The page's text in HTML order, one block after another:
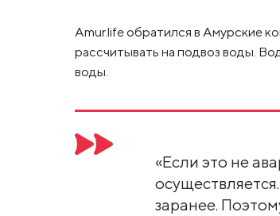
Amur.life обратился в Амурские
рассчитывать на подвоз воды.
воды.
«Если это не
заранее.